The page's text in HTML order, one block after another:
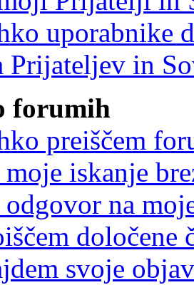
uporabnike
Prijateljev in
forumih
preiščem
iskanje
na
določene
svoje